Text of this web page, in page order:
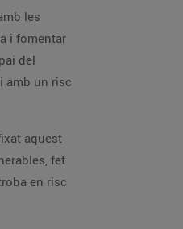
les
i fomentar
del
amb un risc
aquest
fet
en risc